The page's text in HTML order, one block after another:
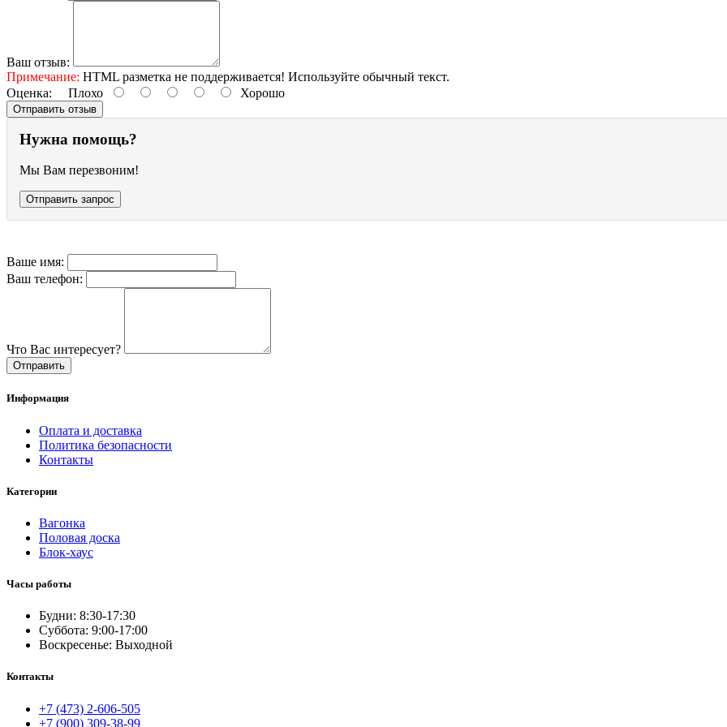
Ваш отзыв:
Примечание: HTML разметка не поддерживается! Используйте обычный текст.
Оценка: Плохо Хорошо
Отправить отзыв
Нужна помощь?
Мы Вам перезвоним!
Отправить запрос
Ваше имя:
Ваш телефон:
Что Вас интересует?
Отправить
Информация
Оплата и доставка
Политика безопасности
Контакты
Категории
Вагонка
Половая доска
Блок-хаус
Часы работы
Будни: 8:30-17:30
Суббота: 9:00-17:00
Воскресенье: Выходной
Контакты
+7 (473) 2-606-505
+7 (900) 309-38-99